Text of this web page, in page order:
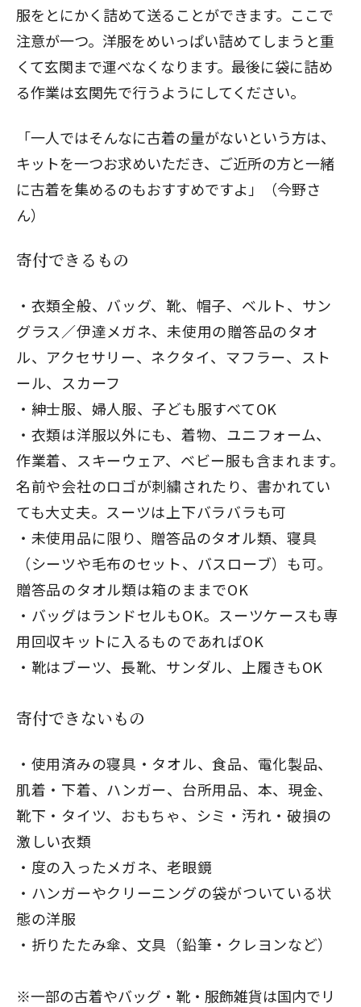
服をとにかく詰めて送ることができます。ここで
注意が一つ。洋服をめいっぱい詰めてしまうと重
くて玄関まで運べなくなります。最後に袋に詰め
る作業は玄関先で行うようにしてください。
「一人ではそんなに古着の量がないという方は、
キットを一つお求めいただき、ご近所の方と一緒
に古着を集めるのもおすすめですよ」（今野さ
ん）
寄付できるもの
衣類全般、バッグ、靴、帽子、ベルト、サン
グラス／伊達メガネ、未使用の贈答品のタオ
ル、アクセサリー、ネクタイ、マフラー、スト
ール、スカーフ
紳士服、婦人服、子ども服すべてOK
衣類は洋服以外にも、着物、ユニフォーム、
作業着、スキーウェア、ベビー服も含まれます。
名前や会社のロゴが刺繍されたり、書かれてい
ても大丈夫。スーツは上下バラバラも可
未使用品に限り、贈答品のタオル類、寝具
（シーツや毛布のセット、バスローブ）も可。
贈答品のタオル類は箱のままでOK
バッグはランドセルもOK。スーツケースも専
用回収キットに入るものであればOK
靴はブーツ、長靴、サンダル、上履きもOK
寄付できないもの
使用済みの寝具・タオル、食品、電化製品、
肌着・下着、ハンガー、台所用品、本、現金、
靴下・タイツ、おもちゃ、シミ・汚れ・破損の
激しい衣類
度の入ったメガネ、老眼鏡
ハンガーやクリーニングの袋がついている状
態の洋服
折りたたみ傘、文具（鉛筆・クレヨンなど）
※一部の古着やバッグ・靴・服飾雑貨は国内でリ